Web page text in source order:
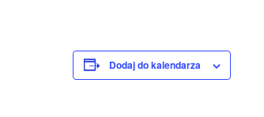
Dodaj do kalendarza